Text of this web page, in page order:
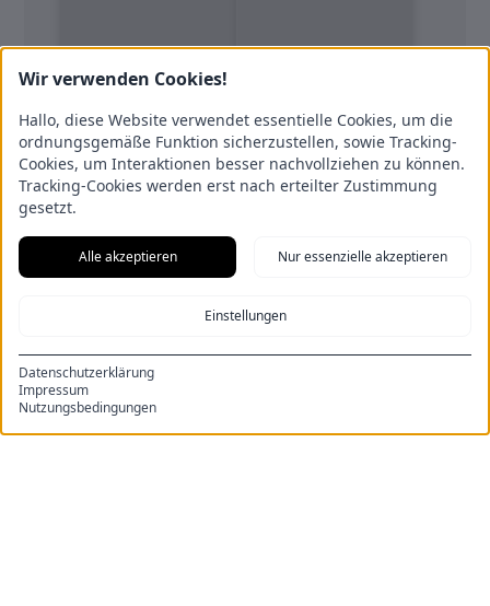
RECHTLICHES
Wir verwenden Cookies!
Hallo, diese Website verwendet essentielle Cookies, um die
ordnungsgemäße Funktion sicherzustellen, sowie Tracking-
Cookies, um Interaktionen besser nachvollziehen zu können.
Tracking-Cookies werden erst nach erteilter Zustimmung
gesetzt.
Alle akzeptieren Nur essenzielle akzeptieren
Einstellungen
Datenschutzerklärung
Impressum
Nutzungsbedingungen